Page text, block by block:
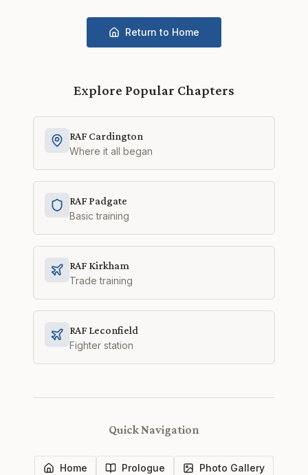
Return to Home
Explore Popular Chapters
RAF Cardington
Where it all began
RAF Padgate
Basic training
RAF Kirkham
Trade training
RAF Leconfield
Fighter station
Quick Navigation
Home Prologue Photo Gallery